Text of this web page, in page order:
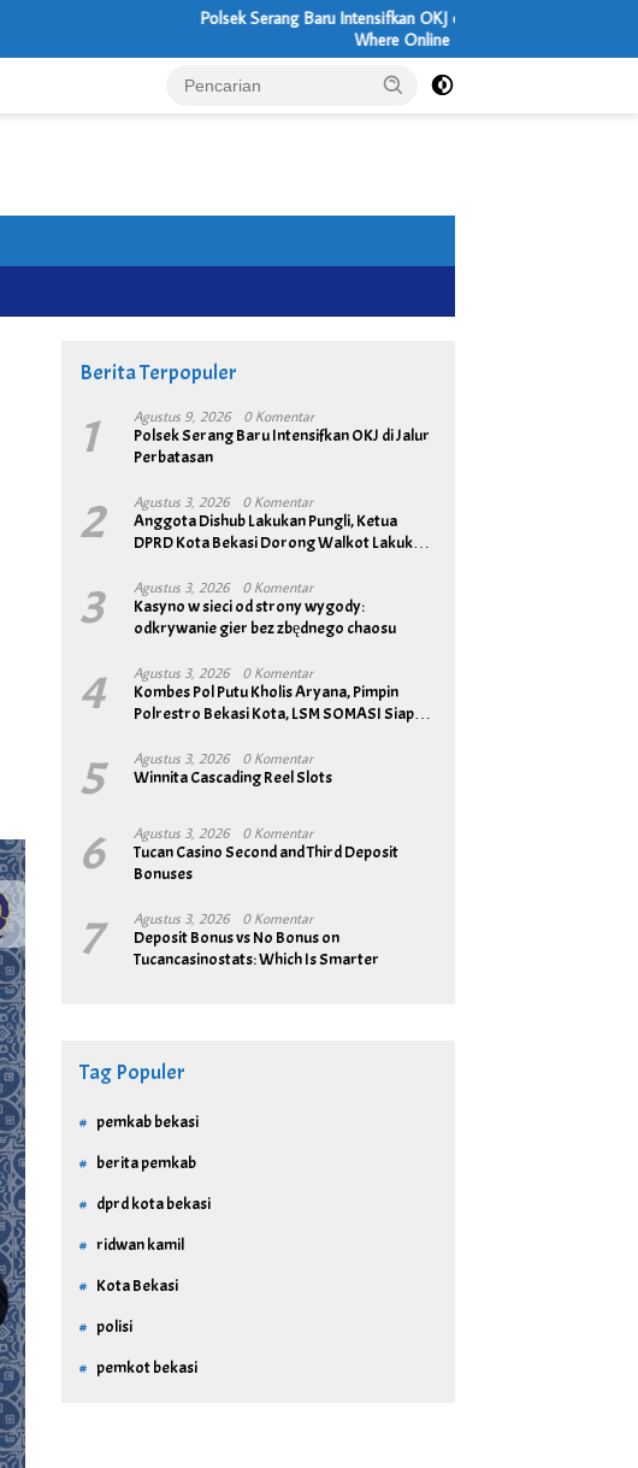
Polsek Serang Baru Intensifkan OKJ di Jalur Perbatasan
Where Online Casino Entertainment Feels
Berita Terpopuler
1 Agustus 9, 2026 0 Komentar
Polsek Serang Baru Intensifkan OKJ di Jalur
Perbatasan
2 Agustus 3, 2026 0 Komentar
Anggota Dishub Lakukan Pungli, Ketua
DPRD Kota Bekasi Dorong Walkot Lakukan
3 Agustus 3, 2026 0 Komentar
Kasyno w sieci od strony wygody:
odkrywanie gier bez zbędnego chaosu
4 Agustus 3, 2026 0 Komentar
Kombes Pol Putu Kholis Aryana, Pimpin
Polrestro Bekasi Kota, LSM SOMASI Siap
5 Agustus 3, 2026 0 Komentar
Winnita Cascading Reel Slots
6 Agustus 3, 2026 0 Komentar
Tucan Casino Second and Third Deposit
Bonuses
7 Agustus 3, 2026 0 Komentar
Deposit Bonus vs No Bonus on
Tucancasinostats: Which Is Smarter
Tag Populer
pemkab bekasi
berita pemkab
dprd kota bekasi
ridwan kamil
Kota Bekasi
polisi
pemkot bekasi